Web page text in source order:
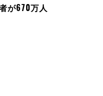
が670万人